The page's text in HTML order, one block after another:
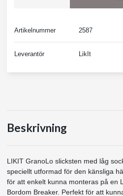
Artikelnummer 2587
Leverantör LikIt
Beskrivning
LIKIT GranoLo slicksten med låg
speciellt utformad för den känsliga
för att enkelt kunna monteras på en
Bordom Breaker. Perfekt för att